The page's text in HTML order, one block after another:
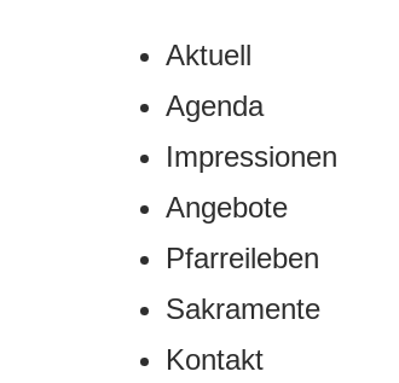
Aktuell
Agenda
Impressionen
Angebote
Pfarreileben
Sakramente
Kontakt